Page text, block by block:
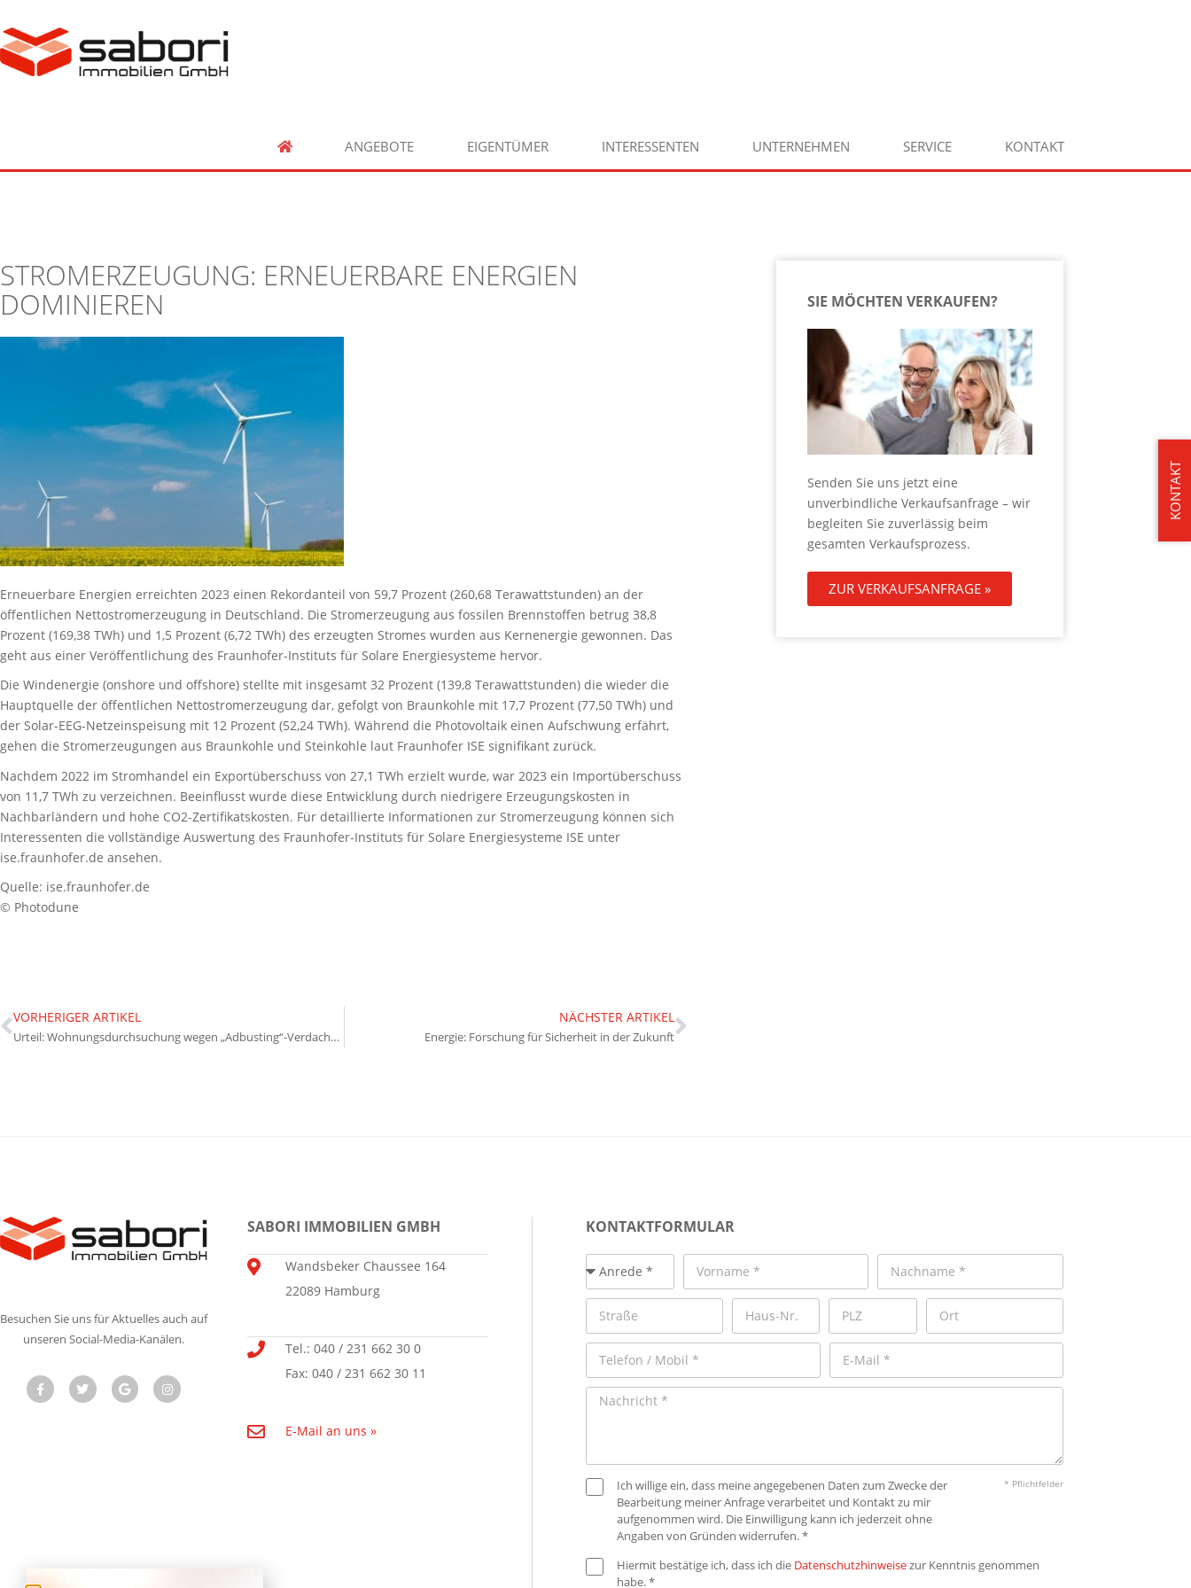
KONTAKT
ANGEBOTE EIGENTÜMER INTERESSENTEN UNTERNEHMEN SERVICE KONTAKT
STROMERZEUGUNG: ERNEUERBARE ENERGIEN
DOMINIEREN
Erneuerbare Energien erreichten 2023 einen Rekordanteil von 59,7 Prozent (260,68 Terawattstunden) an der
öffentlichen Nettostromerzeugung in Deutschland. Die Stromerzeugung aus fossilen Brennstoffen betrug 38,8
Prozent (169,38 TWh) und 1,5 Prozent (6,72 TWh) des erzeugten Stromes wurden aus Kernenergie gewonnen. Das
geht aus einer Veröffentlichung des Fraunhofer-Instituts für Solare Energiesysteme hervor.
Die Windenergie (onshore und offshore) stellte mit insgesamt 32 Prozent (139,8 Terawattstunden) die wieder die
Hauptquelle der öffentlichen Nettostromerzeugung dar, gefolgt von Braunkohle mit 17,7 Prozent (77,50 TWh) und
der Solar-EEG-Netzeinspeisung mit 12 Prozent (52,24 TWh). Während die Photovoltaik einen Aufschwung erfährt,
gehen die Stromerzeugungen aus Braunkohle und Steinkohle laut Fraunhofer ISE signifikant zurück.
Nachdem 2022 im Stromhandel ein Exportüberschuss von 27,1 TWh erzielt wurde, war 2023 ein Importüberschuss
von 11,7 TWh zu verzeichnen. Beeinflusst wurde diese Entwicklung durch niedrigere Erzeugungskosten in
Nachbarländern und hohe CO2-Zertifikatskosten. Für detaillierte Informationen zur Stromerzeugung können sich
Interessenten die vollständige Auswertung des Fraunhofer-Instituts für Solare Energiesysteme ISE unter
ise.fraunhofer.de ansehen.
Quelle: ise.fraunhofer.de
© Photodune
VORHERIGER ARTIKEL
Urteil: Wohnungsdurchsuchung wegen „Adbusting“-Verdachts unangemessen
NÄCHSTER ARTIKEL
Energie: Forschung für Sicherheit in der Zukunft
SIE MÖCHTEN VERKAUFEN?
Senden Sie uns jetzt eine
unverbindliche Verkaufsanfrage – wir
begleiten Sie zuverlässig beim
gesamten Verkaufsprozess.
ZUR VERKAUFSANFRAGE »
Besuchen Sie uns für Aktuelles auch auf
unseren Social-Media-Kanälen.
SABORI IMMOBILIEN GMBH
Wandsbeker Chaussee 164
22089 Hamburg
Tel.: 040 / 231 662 30 0
Fax: 040 / 231 662 30 11
E-Mail an uns »
KONTAKTFORMULAR
Ich willige ein, dass meine angegebenen Daten zum Zwecke der
Bearbeitung meiner Anfrage verarbeitet und Kontakt zu mir
aufgenommen wird. Die Einwilligung kann ich jederzeit ohne
Angaben von Gründen widerrufen. *
* Pflichtfelder
Hiermit bestätige ich, dass ich die Datenschutzhinweisezur Kenntnis genommen
habe. *